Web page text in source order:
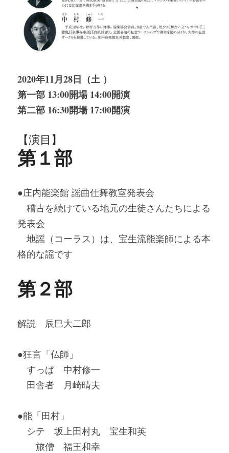
2020年11月28日（土 ）
第一部 13:00開場 14:00開演
第二部 16:30開場 17:00開演
【演目】
第１部
●庄内能楽館 謡曲仕舞教室発表会
稽古を続けている地元の生徒さんたちによる
発表会
地謡（コーラス）は、宝生流能楽師による本
格的な謡です
第２部
解説　辰巳大二郎
●狂言「仏師」
すっぱ　中村修一
田舎者　月崎晴夫
●能「田村」
シテ　坂上田村丸　宝生和英
旅僧　福王和幸